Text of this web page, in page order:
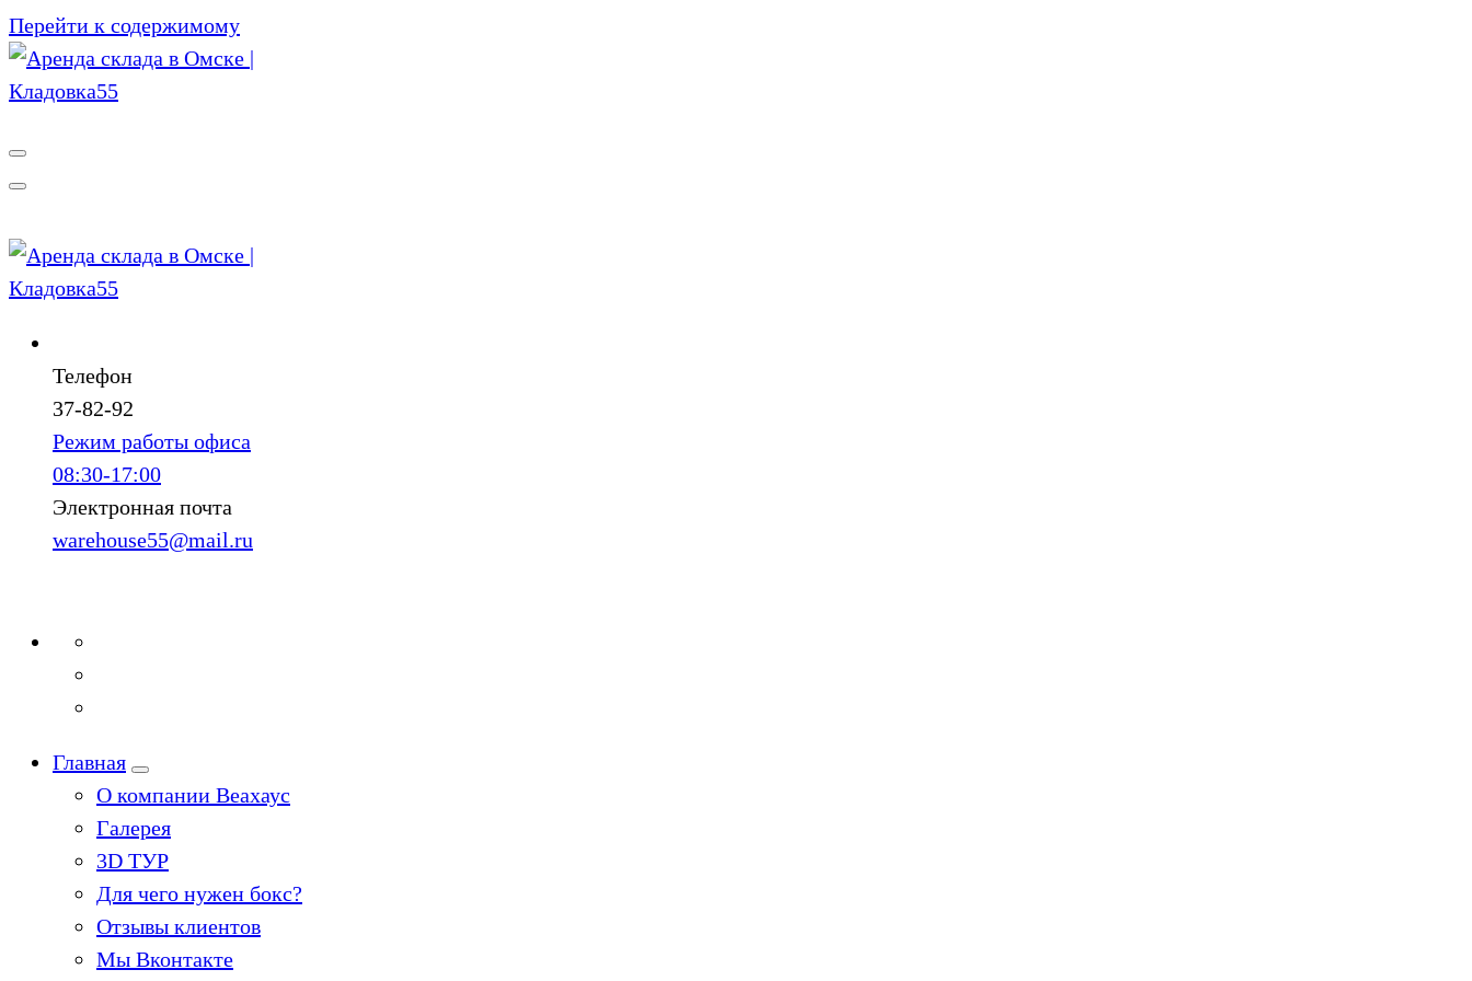
Перейти к содержимому
Телефон
37-82-92
Режим работы офиса
08:30-17:00
Электронная почта
warehouse55@mail.ru
Главная
О компании Веахаус
Галерея
3D ТУР
Для чего нужен бокс?
Отзывы клиентов
Мы Вконтакте